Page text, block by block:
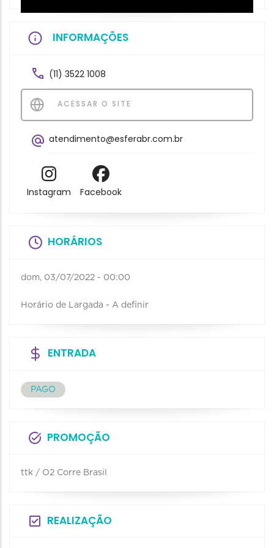
INFORMAÇÕES
(11) 3522 1008
ACESSAR O SITE
atendimento@esferabr.com.br
Instagram Facebook
HORÁRIOS
dom, 03/07/2022 - 00:00
Horário de Largada - A definir
ENTRADA
PAGO
PROMOÇÃO
ttk / O2 Corre Brasil
REALIZAÇÃO